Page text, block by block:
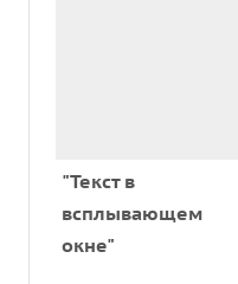
"Текст в
всплывающем
окне"